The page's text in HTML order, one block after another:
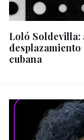
Loló Soldevilla:
cubana